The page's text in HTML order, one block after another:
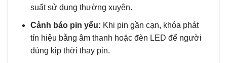
suất sử dụng thường xuyên.
Cảnh báo pin yếu: Khi pin gần cạn, khóa phát
tín hiệu bằng âm thanh hoặc đèn LED để người
dùng kịp thời thay pin.